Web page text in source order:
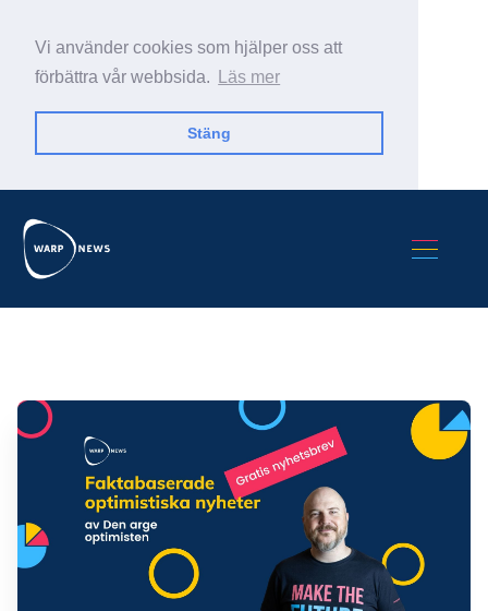
Vi använder cookies som hjälper oss att
förbättra vår webbsida.
Läs mer
Stäng